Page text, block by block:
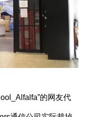
的网友代